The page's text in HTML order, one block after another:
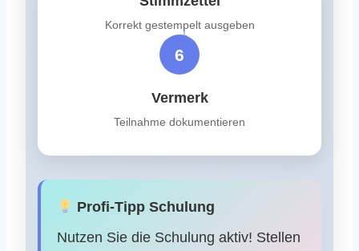
Korrekt gestempelt ausgeben
6
Vermerk
Teilnahme dokumentieren
Profi-Tipp Schulung
Nutzen Sie die Schulung aktiv! Stellen